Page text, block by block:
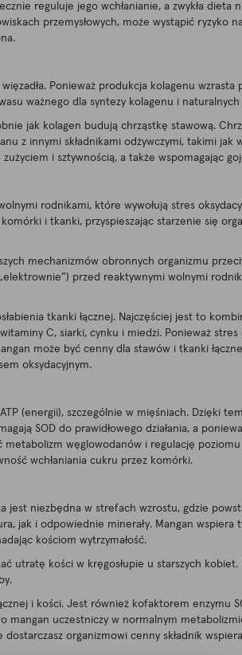
reguluje jego wchłanianie, a zwykła dieta
przemysłowych, może wystąpić ryzyko
Ponieważ produkcja kolagenu wzrasta
ważnego dla syntezy kolagenu i
jak kolagen budują chrząstkę stawową.
z innymi składnikami odżywczymi, takimi jak
i sztywnością, a także wspomagając
rodnikami, które wywołują stres
i tkanki, przyspieszając starzenie się
mechanizmów obronnych organizmu
przed reaktywnymi wolnymi
tkanki łącznej. Najczęściej jest to
C, siarki, cynku i miedzi. Ponieważ stres
może być cenny dla stawów i tkanki
oksydacyjnym.
(energii), szczególnie w mięśniach. Dzięki
SOD do prawidłowego działania, a
węglowodanów i regulację
wchłaniania cukru przez komórki.
jest niezbędna w strefach wzrostu, gdzie
jak i odpowiednie minerały. Mangan
kościom wytrzymałość.
utratę kości w kręgosłupie u starszych
i kości. Jest również kofaktorem enzymu
uczestniczy w normalnym
organizmowi cenny składnik